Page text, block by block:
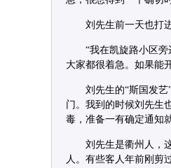
刘先生前一天也打
“我在凯旋路小区
大家都很着急。如果能
刘先生的“斯国发
门。我到的时候刘先生
毒，准备一有确定通知
刘先生是衢州人，
人。有些客人年前刚剪